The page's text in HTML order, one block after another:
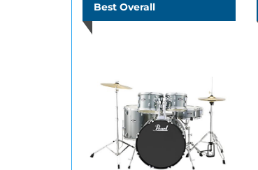
Best Overall